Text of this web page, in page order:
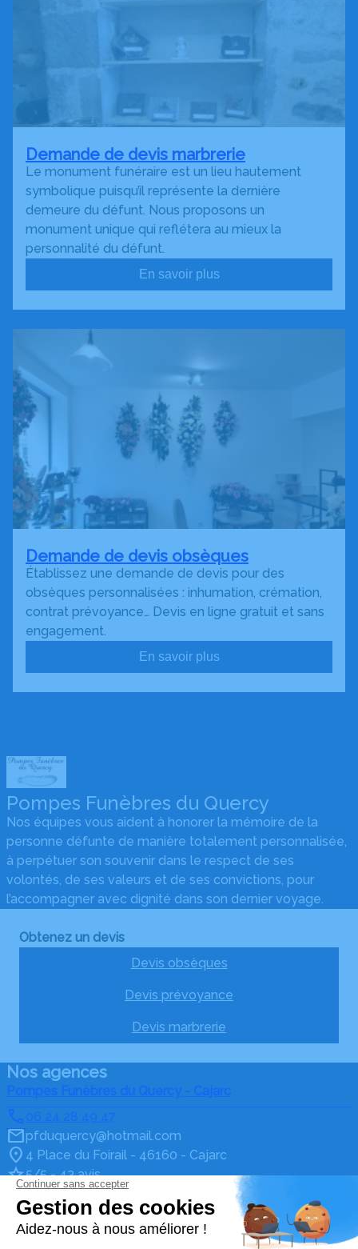
Demande de devis marbrerie
Le monument funéraire est un lieu hautement
symbolique puisqu’il représente la dernière
demeure du défunt. Nous proposons un
monument unique qui reflétera au mieux la
personnalité du défunt.
En savoir plus
Demande de devis obsèques
Établissez une demande de devis pour des
obsèques personnalisées : inhumation, crémation,
contrat prévoyance… Devis en ligne gratuit et sans
engagement.
En savoir plus
Pompes Funèbres du Quercy
Nos équipes vous aident à honorer la mémoire de la
personne défunte de manière totalement personnalisée,
à perpétuer son souvenir dans le respect de ses
volontés, de ses valeurs et de ses convictions, pour
l’accompagner avec dignité dans son dernier voyage.
Obtenez un devis
Devis obsèques
Devis prévoyance
Devis marbrerie
Nos agences
Pompes Funèbres du Quercy - Cajarc
06 24 28 49 47
pfduquercy@hotmail.com
4 Place du Foirail - 46160 - Cajarc
5/5 - 43 avis
Pompes Funèbres du Quercy - Limogne
06 24 28 49 47